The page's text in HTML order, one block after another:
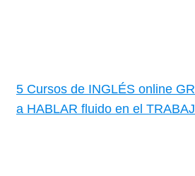
5 Cursos de INGLÉS online
a HABLAR fluido en el